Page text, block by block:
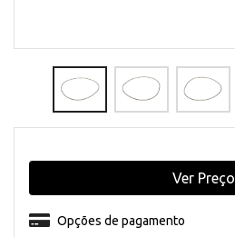
Opções de pagamento
Ver Preço